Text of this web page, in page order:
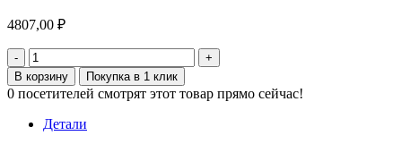
4807,00 ₽
Количество
товара
44714
Блок
ТЭН
100х100
В корзину Покупка в 1 клик
0 посетителей смотрят этот товар прямо сейчас!
Детали